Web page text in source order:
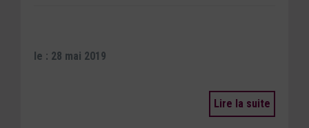
le : 28 mai 2019
Lire la suite